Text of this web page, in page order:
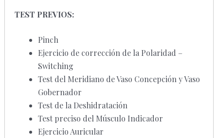
TEST PREVIOS:
Pinch
Ejercicio de corrección de la Polaridad –
Switching
Test del Meridiano de Vaso Concepción y Vaso
Gobernador
Test de la Deshidratación
Test preciso del Músculo Indicador
Ejercicio Auricular